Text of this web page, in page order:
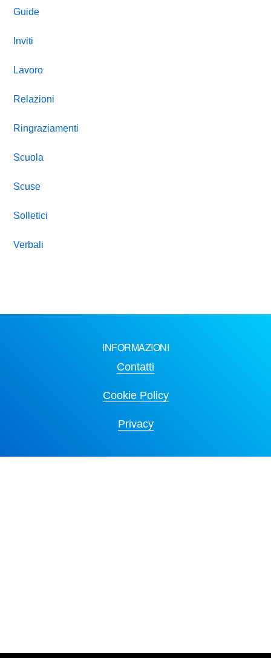
Guide
Inviti
Lavoro
Relazioni
Ringraziamenti
Scuola
Scuse
Solletici
Verbali
INFORMAZIONI
Contatti
Cookie Policy
Privacy